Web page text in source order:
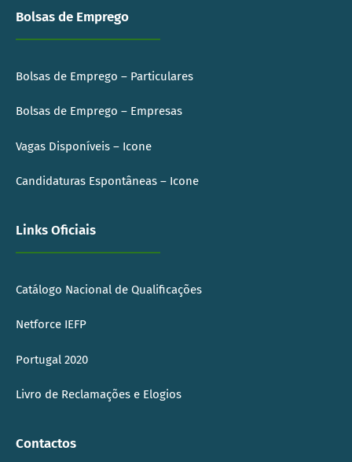
Bolsas de Emprego
Bolsas de Emprego – Particulares
Bolsas de Emprego – Empresas
Vagas Disponíveis – Icone
Candidaturas Espontâneas – Icone
Links Oficiais
Catálogo Nacional de Qualificações
Netforce IEFP
Portugal 2020
Livro de Reclamações e Elogios
Contactos